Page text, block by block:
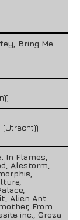
Bring Me
(Utrecht))
In Flames,
Alestorm,
Alien Ant
From
inc., Groza